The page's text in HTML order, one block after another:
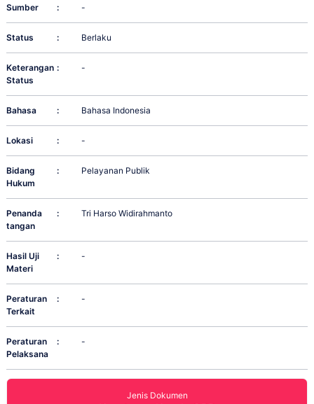
Sumber : -
Status : Berlaku
Keterangan
Status
: -
Bahasa : Bahasa Indonesia
Lokasi : -
Bidang
Hukum
: Pelayanan Publik
Penanda
tangan
: Tri Harso Widirahmanto
Hasil Uji
Materi
: -
Peraturan
Terkait
: -
Peraturan
Pelaksana
: -
Jenis Dokumen